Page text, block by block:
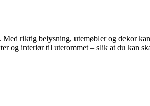
riktig belysning, utemøbler og dekor
og interiør til uterommet – slik at du kan